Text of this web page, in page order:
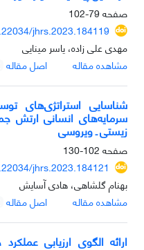
صفحه79-102
jhrs.2023.184119
مهدی علی زاده، یاسر مینایی
مشاهده مقاله
اصل مقاله
شناسایی استراتژی‌های
سرمایه‌های انسانی ارتش
زیستی ـ ویروسی
صفحه 102-130
jhrs.2023.184121
بهنام گلشاهی، هادی آسایش
مشاهده مقاله
اصل مقاله
ارائه الگوی ارزیابی